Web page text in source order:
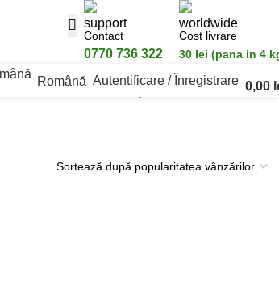
Contact
0770 736 322
Cost livrare
30 lei (pana in 4
Română Autentificare / Înregistrare 0,00
Afișez toate cele 4 rezultate